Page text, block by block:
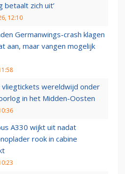
betaalt zich uit’
12:10
Germanwings-crash klagen
aan, maar vangen mogelijk
vliegtickets wereldwijd onder
in het Midden-Oosten
A330 wijkt uit nadat
rook in cabine